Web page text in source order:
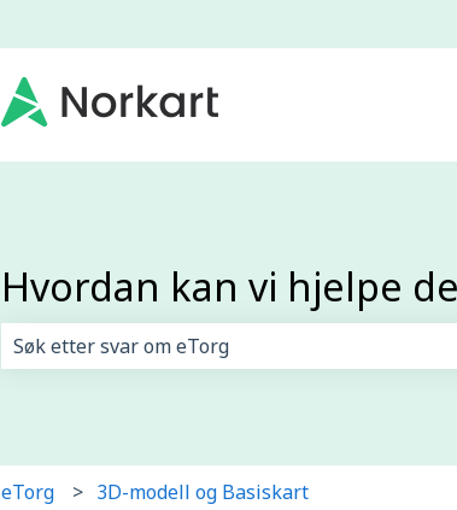
Hvordan kan vi hjelpe
eTorg 3D-modell og Basiskart